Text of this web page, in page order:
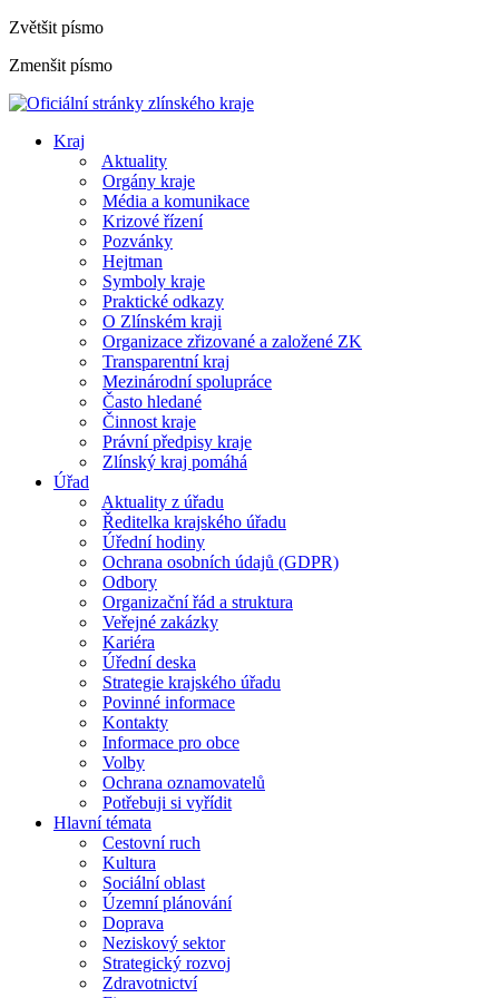
Zvětšit písmo
Zmenšit písmo
Kraj
Aktuality
Orgány kraje
Média a komunikace
Krizové řízení
Pozvánky
Hejtman
Symboly kraje
Praktické odkazy
O Zlínském kraji
Organizace zřizované a založené ZK
Transparentní kraj
Mezinárodní spolupráce
Často hledané
Činnost kraje
Právní předpisy kraje
Zlínský kraj pomáhá
Úřad
Aktuality z úřadu
Ředitelka krajského úřadu
Úřední hodiny
Ochrana osobních údajů (GDPR)
Odbory
Organizační řád a struktura
Veřejné zakázky
Kariéra
Úřední deska
Strategie krajského úřadu
Povinné informace
Kontakty
Informace pro obce
Volby
Ochrana oznamovatelů
Potřebuji si vyřídit
Hlavní témata
Cestovní ruch
Kultura
Sociální oblast
Územní plánování
Doprava
Neziskový sektor
Strategický rozvoj
Zdravotnictví